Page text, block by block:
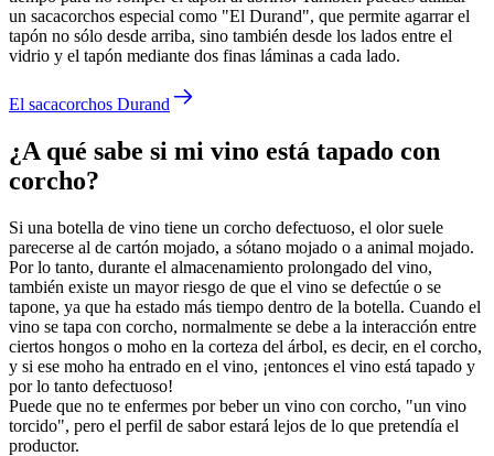
un sacacorchos especial como "El Durand", que permite agarrar el
tapón no sólo desde arriba, sino también desde los lados entre el
vidrio y el tapón mediante dos finas láminas a cada lado.
El sacacorchos Durand
¿A qué sabe si mi vino está tapado con
corcho?
Si una botella de vino tiene un corcho defectuoso, el olor suele
parecerse al de cartón mojado, a sótano mojado o a animal mojado.
Por lo tanto, durante el almacenamiento prolongado del vino,
también existe un mayor riesgo de que el vino se defectúe o se
tapone, ya que ha estado más tiempo dentro de la botella. Cuando el
vino se tapa con corcho, normalmente se debe a la interacción entre
ciertos hongos o moho en la corteza del árbol, es decir, en el corcho,
y si ese moho ha entrado en el vino, ¡entonces el vino está tapado y
por lo tanto defectuoso!
Puede que no te enfermes por beber un vino con corcho, "un vino
torcido", pero el perfil de sabor estará lejos de lo que pretendía el
productor.